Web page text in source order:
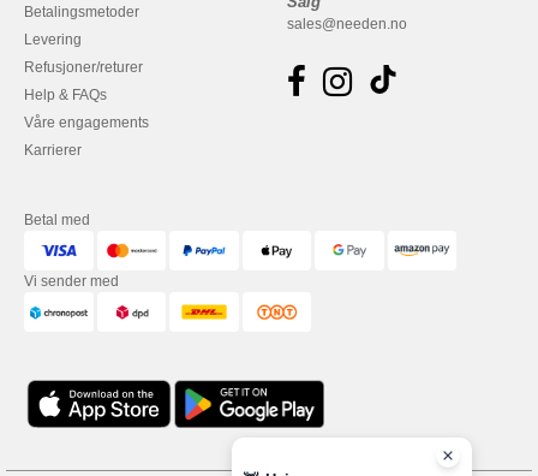
Betalingsmetoder
Levering
Refusjoner/returer
Help & FAQs
Våre engagements
Karrierer
sales@needen.no
Betal med
Vi sender med